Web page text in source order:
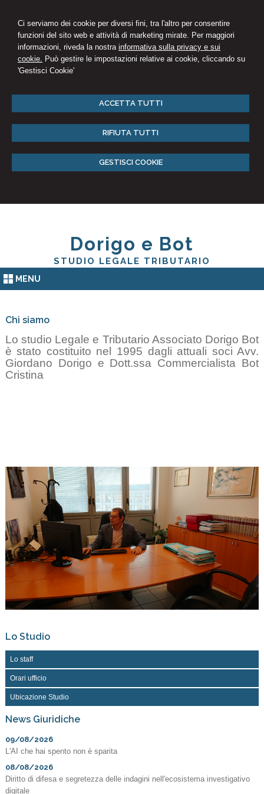
Ci serviamo dei cookie per diversi fini, tra l'altro per consentire
funzioni del sito web e attività di marketing mirate. Per maggiori
informazioni, riveda la nostra informativa sulla privacy e sui
cookie. Può gestire le impostazioni relative ai cookie, cliccando su
'Gestisci Cookie'
ACCETTA TUTTI
RIFIUTA TUTTI
GESTISCI COOKIE
Dorigo e Bot
STUDIO LEGALE TRIBUTARIO
MENU
Chi siamo
Lo studio Legale e Tributario Associato Dorigo Bot
è stato costituito nel 1995 dagli attuali soci Avv.
Giordano Dorigo e Dott.ssa Commercialista Bot
Cristina
Lo Studio
Lo staff
Orari ufficio
Ubicazione Studio
News Giuridiche
09/08/2026
L'AI che hai spento non è sparita
08/08/2026
Diritto di difesa e segretezza delle indagini nell'ecosistema investigativo
digitale